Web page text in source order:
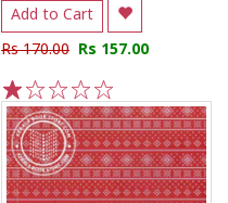
Add to Cart
Rs 170.00 Rs 157.00
5
4
3
2
1